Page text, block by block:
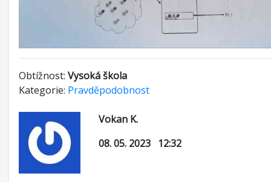
Obtížnost: Vysoká škola
Kategorie: Pravděpodobnost
Vokan K.
08. 05. 2023 12:32